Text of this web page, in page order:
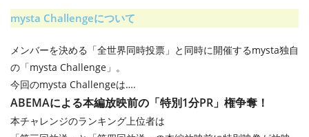
mysta Challengeについて
メンバーを決める「全世界同時投票」と同時に開催するmysta独自
の「mysta Challenge」。
今回のmysta Challengeは….
ABEMAによる本編放映前の「特別1分PR」権争奪！
本チャレンジのランキング上位者は